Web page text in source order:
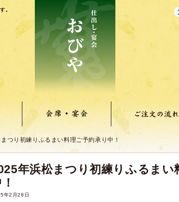
。
つり初練りふるまい料理ご予約承り中！
年浜松まつり初練りふるまい
年2月28日